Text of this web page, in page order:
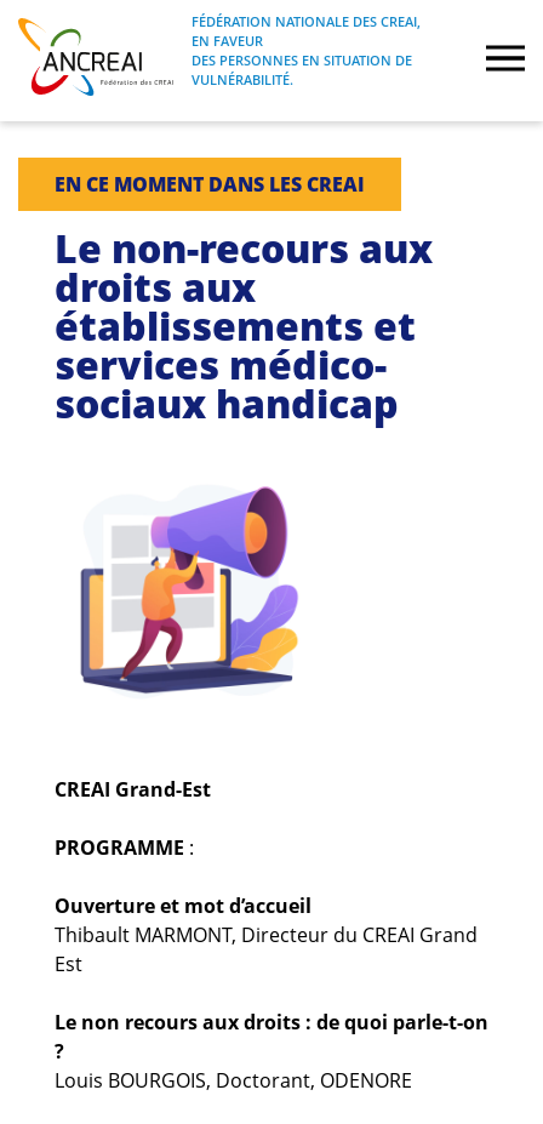
Skip
content
ANCREAI
FÉDÉRATION NATIONALE DES CREAI, EN
FAVEUR DES PERSONNES EN SITUATION
FÉDÉRATION NATIONALE DES CREAI,
EN FAVEUR
DES PERSONNES EN SITUATION DE
VULNÉRABILITÉ.
À propos
Journées nationales
Formations
Projets Fédéraux
Guides et outils
ARSENE
EN CE MOMENT DANS LES CREAI
Le non-recours aux
droits aux
établissements et
services médico-
sociaux handicap
CREAI Grand-Est
PROGRAMME :
Ouverture et mot d’accueil
Thibault MARMONT, Directeur du CREAI Grand
Est
Le non recours aux droits : de quoi parle-t-on
?
Louis BOURGOIS, Doctorant, ODENORE